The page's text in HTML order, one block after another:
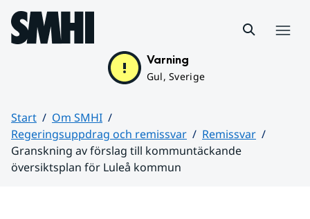
Hoppa till sidans innehåll
Varning
Gul, Sverige
Start
Om SMHI
Regeringsuppdrag och remissvar
Remissvar
Granskning av förslag till kommuntäckande
översiktsplan för Luleå kommun